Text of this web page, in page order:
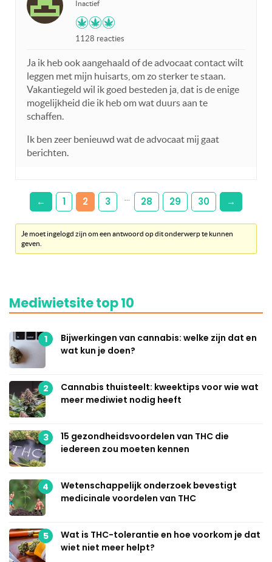
Inactief
1128 reacties
Ja ik heb ook aangehaald of de advocaat contact wilt
leggen met mijn huisarts, om zo sterker te staan.
Vakantiegeld wil ik goed besteden ja, dat is de enige
mogelijkheid die ik heb om wat duurs aan te
schaffen.
Ik ben zeer benieuwd wat de advocaat mij gaat
berichten.
← 1 2 3 28 29 30 →
Je moet ingelogd zijn om een antwoord op dit onderwerp te kunnen
geven.
Mediwietsite top 10
1
Bijwerkingen van cannabis: welke zijn dat en
wat kun je doen?
2
Cannabis thuisteelt: kweektips voor wie wat
meer mediwiet nodig heeft
3
15 gezondheidsvoordelen van THC die
iedereen zou moeten kennen
4
Wetenschappelijk onderzoek bevestigt
medicinale voordelen van THC
5
Wat is THC-tolerantie en hoe voorkom je dat
wiet niet meer helpt?